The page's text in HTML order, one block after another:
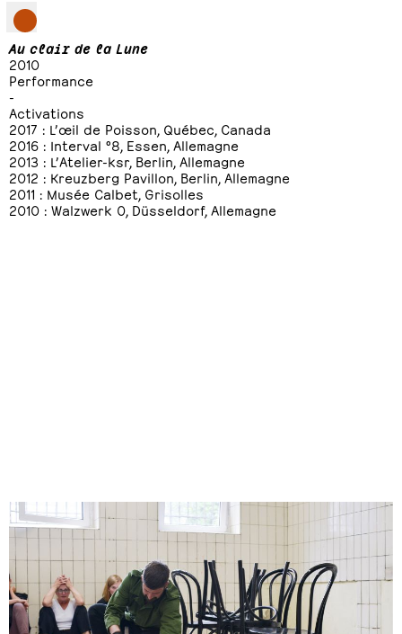
Au clair de la Lune
2010
Performance
-
Activations
2017 : L’œil de Poisson, Québec, Canada
2016 : Interval °8, Essen, Allemagne
2013 : L’Atelier-ksr, Berlin, Allemagne
2012 : Kreuzberg Pavillon, Berlin, Allemagne
2011 : Musée Calbet, Grisolles
2010 : Walzwerk 0, Düsseldorf, Allemagne